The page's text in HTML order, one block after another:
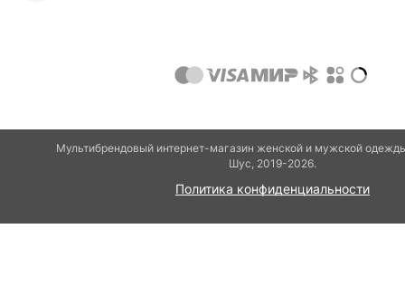
Мультибрендовый интернет-магазин женской и мужской
Шуc, 2019-2026.
Политика конфиденциальности